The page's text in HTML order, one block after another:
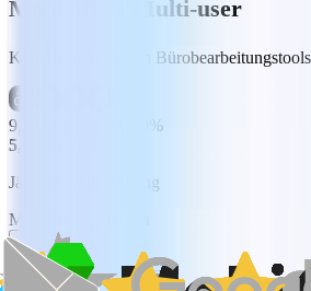
MobiOffice Multi-user
Komplette Suite von
9,99 €
Sparen Sie 50%
5,00 €
Jährliche Abrechnung
Monatlich
Jetzt kaufen
7 Tage kostenlos testen